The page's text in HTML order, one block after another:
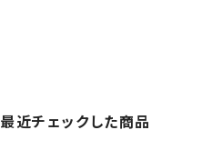
最近チェックした商品